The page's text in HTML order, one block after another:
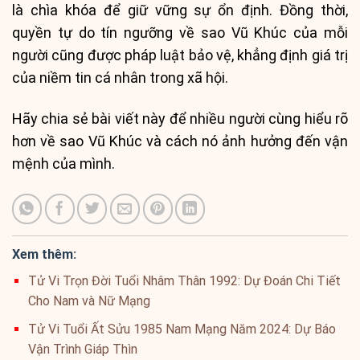
là chìa khóa để giữ vững sự ổn định. Đồng thời,
quyền tự do tín ngưỡng về sao Vũ Khúc của mỗi
người cũng được pháp luật bảo vệ, khẳng định giá trị
của niềm tin cá nhân trong xã hội.
Hãy chia sẻ bài viết này để nhiều người cùng hiểu rõ
hơn về sao Vũ Khúc và cách nó ảnh hưởng đến vận
mệnh của mình.
Xem thêm:
Tử Vi Trọn Đời Tuổi Nhâm Thân 1992: Dự Đoán Chi Tiết
Cho Nam và Nữ Mạng
Tử Vi Tuổi Ất Sửu 1985 Nam Mạng Năm 2024: Dự Báo
Vận Trình Giáp Thìn